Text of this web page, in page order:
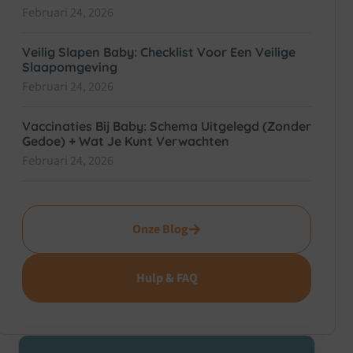
Februari 24, 2026
Veilig Slapen Baby: Checklist Voor Een Veilige
Slaapomgeving
Februari 24, 2026
Vaccinaties Bij Baby: Schema Uitgelegd (zonder
Gedoe) + Wat Je Kunt Verwachten
Februari 24, 2026
Onze Blog
Hulp & FAQ